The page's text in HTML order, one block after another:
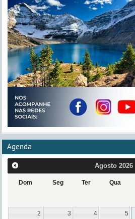
Agenda
Agosto 2026
Dom Seg Ter Qua
2 3 4 5